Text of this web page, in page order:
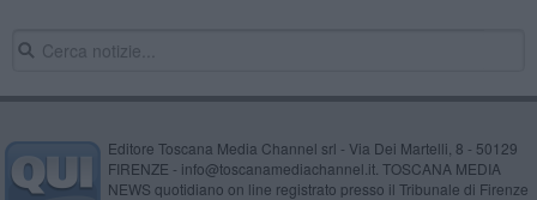
Editore Toscana Media Channel srl - Via Dei Martelli, 8 - 50129
FIRENZE - info@toscanamediachannel.it. TOSCANA MEDIA
NEWS quotidiano on line registrato presso il Tribunale di Firenze